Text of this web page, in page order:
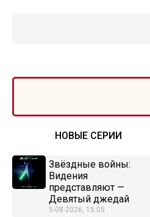
НОВЫЕ СЕРИИ
Звёздные войны:
Видения
представляют —
Девятый джедай
5-08-2026, 15:05